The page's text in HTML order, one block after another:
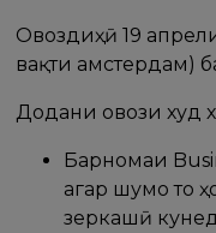
Овоздиҳӣ 19
вақти амстердам)
Додани овози худ
Барномаи
агар шумо то
зеркашӣ